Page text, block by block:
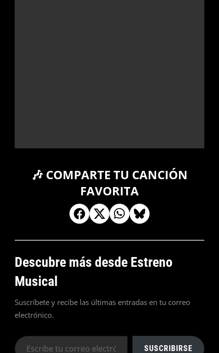
🎶 COMPARTE TU CANCIÓN
FAVORITA
Descubre más desde Estreno
Musical
Suscríbete y recibe las últimas entradas en tu correo
electrónico.
Escribe
SUSCRIBIRSE